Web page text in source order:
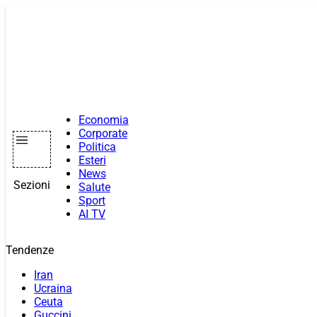
Sezioni
Economia
Corporate
Politica
Esteri
News
Salute
Sport
AI TV
Tendenze
Iran
Ucraina
Ceuta